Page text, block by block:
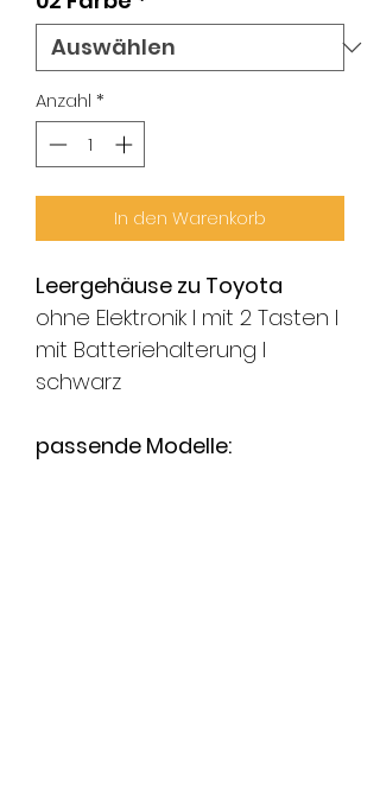
Anzahl *
In den Warenkorb
Leergehäuse zu Toyota
ohne Elektronik l mit 2 Tasten I
mit Batteriehalterung l
schwarz
passende Modelle: